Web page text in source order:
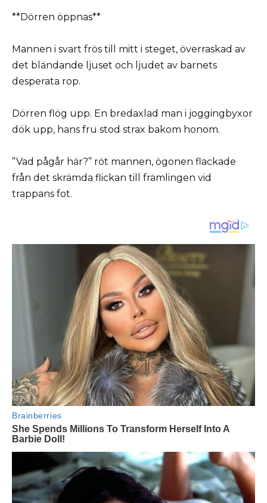
**Dörren öppnas**
Mannen i svart frös till mitt i steget, överraskad av
det bländande ljuset och ljudet av barnets
desperata rop.
Dörren flög upp. En bredaxlad man i joggingbyxor
dök upp, hans fru stod strax bakom honom.
”Vad pågår här?” röt mannen, ögonen flackade
från det skrämda flickan till främlingen vid
trappans fot.